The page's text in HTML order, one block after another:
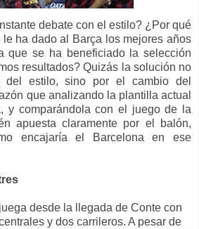
debate con el estilo? ¿Por qué
ha dado al Barça los mejores años
que se ha beneficiado la selección
resultados? Quizás la solución no
del estilo, sino por el cambio del
que analizando la plantilla actual
y comparándola con el juego de la
apuesta claramente por el balón,
encajaría el Barcelona en ese
desde la llegada de Conte con
y dos carrileros. A pesar de